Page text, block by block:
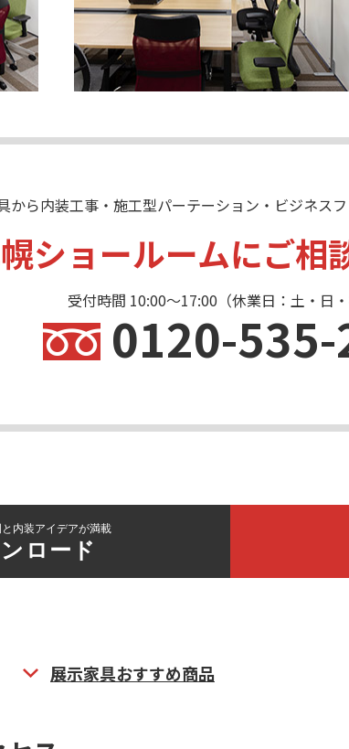
から内装工事・施工型パーテーション・ビジネス
ショールームにご相
受付時間 10:00〜17:00（休業日：土・日・
0120-535-
内装アイデアが満載
ロード
展示家具おすすめ商品